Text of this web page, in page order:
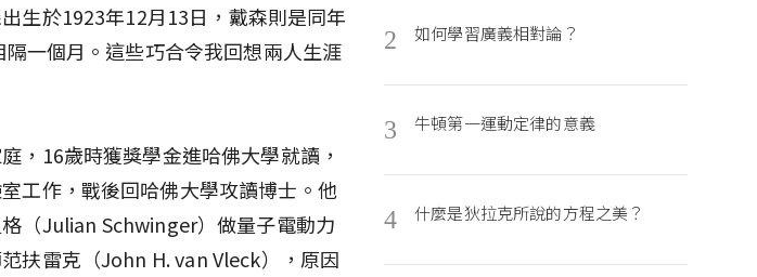
生於1923年12月13日，戴森則是同年
一個月。這些巧合令我回想兩人生涯
，16歲時獲獎學金進哈佛大學就讀，
工作，戰後回哈佛大學攻讀博士。他
（Julian Schwinger）做量子電動力
扶雷克（John H. van Vleck），原因
2 如何學習廣義相對論？
3 牛頓第一運動定律的意義
4 什麼是狄拉克所說的方程之美？